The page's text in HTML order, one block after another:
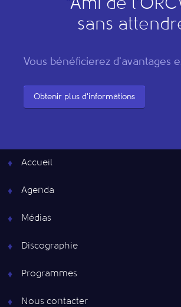
"Ami de l’O
sans
Vous bénéficierez d'avantages
Obtenir plus d'informations
Accueil
Agenda
Médias
Discographie
Programmes
Nous contacter